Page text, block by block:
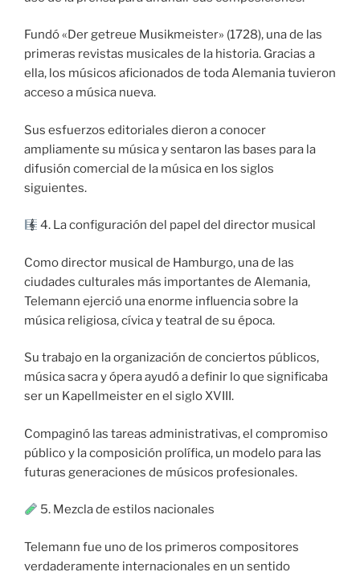
Fundó «Der getreue Musikmeister» (1728), una de las
primeras revistas musicales de la historia. Gracias a
ella, los músicos aficionados de toda Alemania tuvieron
acceso a música nueva.
Sus esfuerzos editoriales dieron a conocer
ampliamente su música y sentaron las bases para la
difusión comercial de la música en los siglos
siguientes.
4. La configuración del papel del director musical
Como director musical de Hamburgo, una de las
ciudades culturales más importantes de Alemania,
Telemann ejerció una enorme influencia sobre la
música religiosa, cívica y teatral de su época.
Su trabajo en la organización de conciertos públicos,
música sacra y ópera ayudó a definir lo que significaba
ser un Kapellmeister en el siglo XVIII.
Compaginó las tareas administrativas, el compromiso
público y la composición prolífica, un modelo para las
futuras generaciones de músicos profesionales.
5. Mezcla de estilos nacionales
Telemann fue uno de los primeros compositores
verdaderamente internacionales en un sentido